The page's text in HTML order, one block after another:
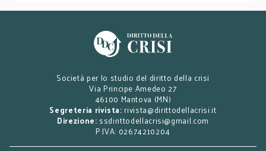
Società per lo studio del diritto della crisi
Via Principe Amedeo 27
46100 Mantova (MN)
Segreteria rivista: rivista@dirittodellacrisi.it
Direzione: ssdirittodellacrisi@gmail.com
P.IVA: 02674210204